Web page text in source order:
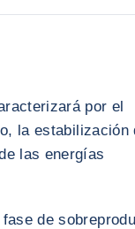
por el
la estabilización
las energías
de